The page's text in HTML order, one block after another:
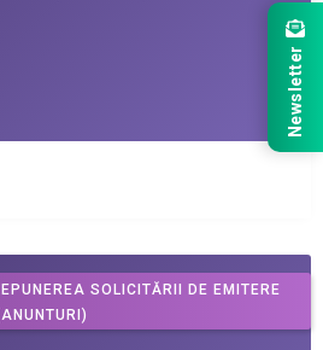
SOLICITĂRII DE EMITERE
Newsletter